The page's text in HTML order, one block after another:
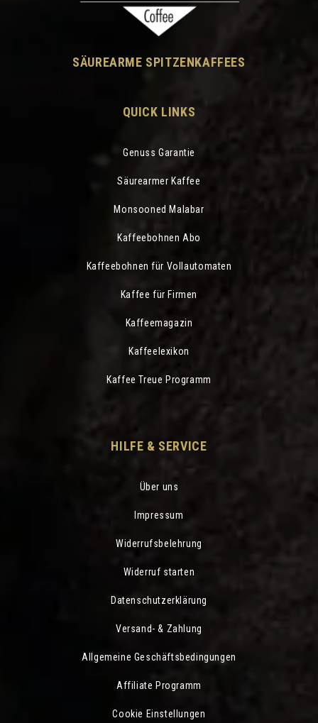
SÄUREARME SPITZENKAFFEES
QUICK LINKS
Genuss Garantie
Säurearmer Kaffee
Monsooned Malabar
Kaffeebohnen Abo
Kaffeebohnen für Vollautomaten
Kaffee für Firmen
Kaffeemagazin
Kaffeelexikon
Kaffee Treue Programm
HILFE & SERVICE
Über uns
Impressum
Widerrufsbelehrung
Widerruf starten
Datenschutzerklärung
Versand- & Zahlung
Allgemeine Geschäftsbedingungen
Affiliate Programm
Cookie Einstellungen